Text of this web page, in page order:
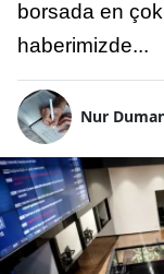
borsada en
haberimizde...
Nur